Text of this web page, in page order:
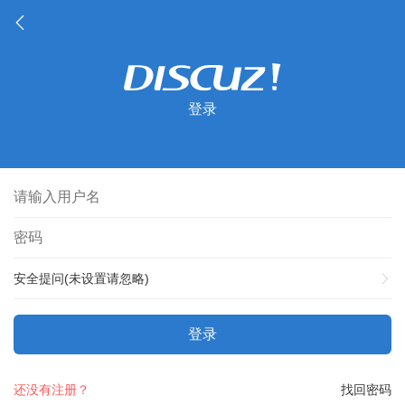
登录
安全提问(未设置请忽略)
登录
找回密码
还没有注册？